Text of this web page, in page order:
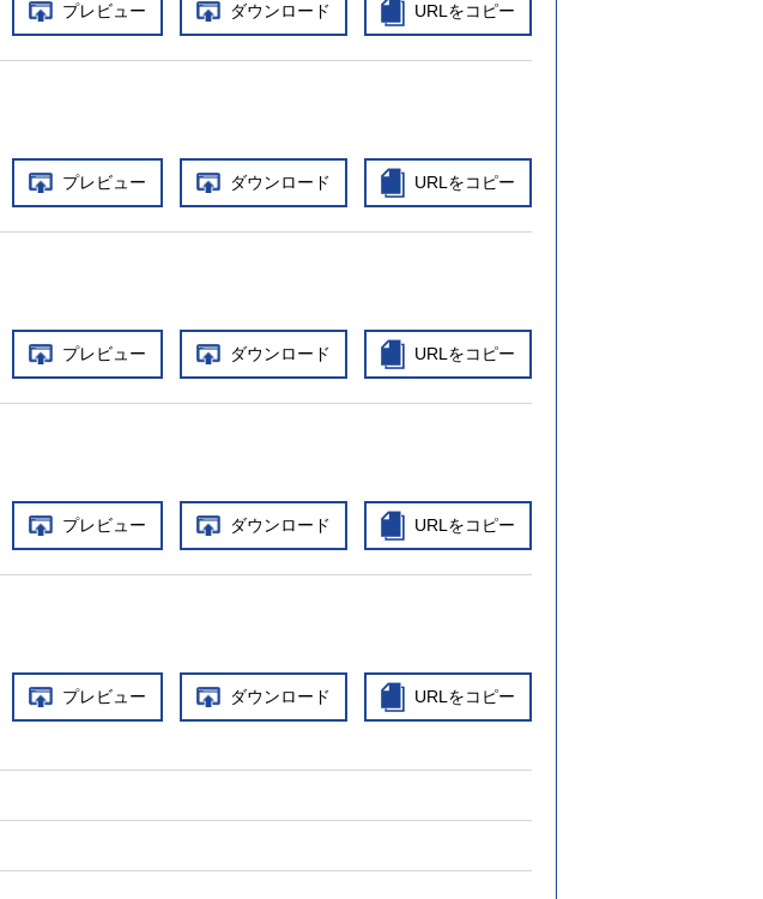
プレビュー ダウンロード URLをコピー
プレビュー ダウンロード URLをコピー
プレビュー ダウンロード URLをコピー
プレビュー ダウンロード URLをコピー
プレビュー ダウンロード URLをコピー